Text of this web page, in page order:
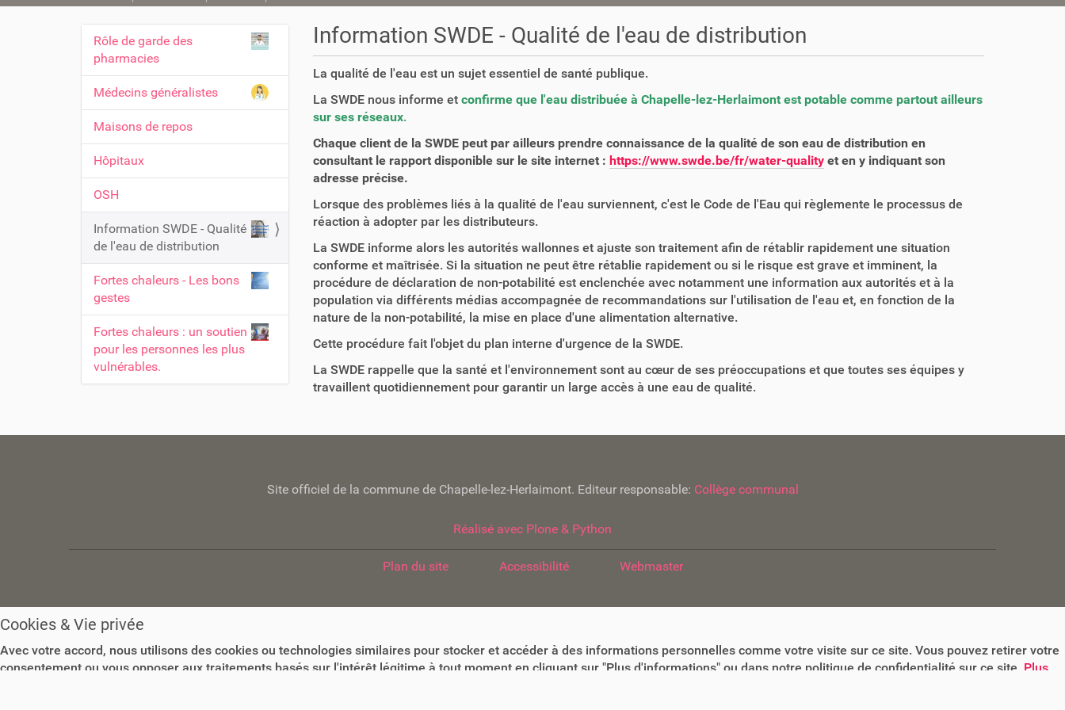
o
u
t
s
c
Information SWDE - Qualité de l'eau de distribution
La qualité de l'eau est un sujet essentiel de santé publique.
La SWDE nous informe et confirme que l'eau distribuée à Chapelle-lez-Herlaimont est potable comme partout ailleurs
sur ses réseaux.
Chaque client de la SWDE peut par ailleurs prendre connaissance de la qualité de son eau de distribution en
consultant le rapport disponible sur le site internet : https://www.swde.be/fr/water-qualityet en y indiquant son
adresse précise.
Lorsque des problèmes liés à la qualité de l'eau surviennent, c'est le Code de l'Eau qui règlemente le processus de
réaction à adopter par les distributeurs.
La SWDE informe alors les autorités wallonnes et ajuste son traitement afin de rétablir rapidement une situation
conforme et maîtrisée. Si la situation ne peut être rétablie rapidement ou si le risque est grave et imminent, la
procédure de déclaration de non-potabilité est enclenchée avec notamment une information aux autorités et à la
population via différents médias accompagnée de recommandations sur l'utilisation de l'eau et, en fonction de la
nature de la non-potabilité, la mise en place d'une alimentation alternative.
Cette procédure fait l'objet du plan interne d'urgence de la SWDE.
La SWDE rappelle que la santé et l'environnement sont au cœur de ses préoccupations et que toutes ses équipes y
travaillent quotidiennement pour garantir un large accès à une eau de qualité.
N
a
v
i
g
a
t
i
o
n
Rôle de garde des
pharmacies
Médecins généralistes
Maisons de repos
Hôpitaux
OSH
Information SWDE - Qualité
de l'eau de distribution
Fortes chaleurs - Les bons
gestes
Fortes chaleurs : un soutien
pour les personnes les plus
vulnérables.
Site officiel de la commune de Chapelle-lez-Herlaimont. Editeur responsable: Collège communal
Réalisé avec Plone & Python
Plan du site Accessibilité Webmaster
Cookies & Vie privée
Avec votre accord, nous utilisons des cookies ou technologies similaires pour stocker et accéder à des informations personnelles comme votre visite sur ce site. Vous pouvez retirer votre
consentement ou vous opposer aux traitements basés sur l'intérêt légitime à tout moment en cliquant sur "Plus d'informations" ou dans notre politique de confidentialité sur ce site. Plus